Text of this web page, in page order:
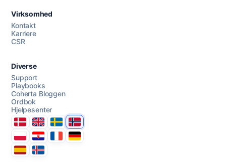
Virksomhed
Kontakt
Karriere
CSR
Diverse
Support
Playbooks
Coherta Bloggen
Ordbok
Hjelpesenter
DanmarkUnited Kingdom
SverigeNorge
PolskaHrvatskaFranceDeutschland
EspanaÍsland